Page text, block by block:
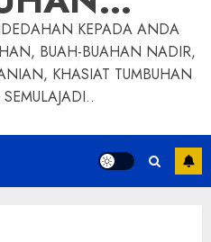
KEPADA ANDA
BUAH-BUAHAN NADIR,
KHASIAT TUMBUHAN